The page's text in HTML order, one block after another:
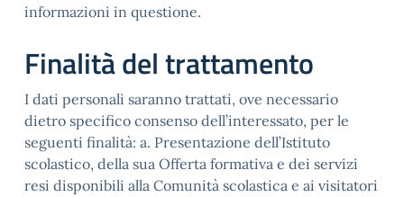
informazioni in questione.
Finalità del trattamento
I dati personali saranno trattati, ove necessario
dietro specifico consenso dell’interessato, per le
seguenti finalità: a. Presentazione dell’Istituto
scolastico, della sua Offerta formativa e dei servizi
resi disponibili alla Comunità scolastica e ai visitatori